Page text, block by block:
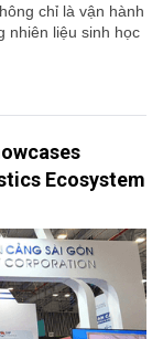
chỉ là vận hành
nhiên liệu sinh học
Ecosystem